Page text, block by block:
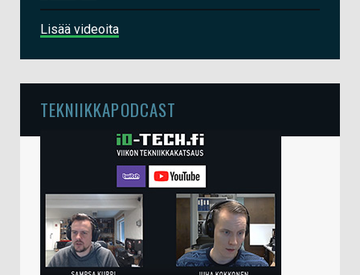
Lisää videoita
TEKNIIKKAPODCAST